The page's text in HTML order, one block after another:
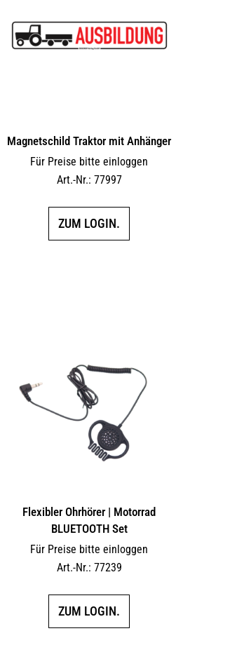
Magnetschild Traktor mit Anhänger
Für Preise bitte einloggen
Art.-Nr.: 77997
ZUM LOGIN.
Flexibler Ohrhörer | Motorrad
BLUETOOTH Set
Für Preise bitte einloggen
Art.-Nr.: 77239
ZUM LOGIN.